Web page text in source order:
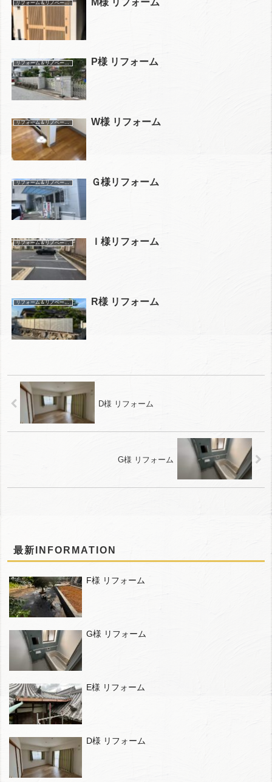
リフォーム＆リノベーション施工事例
リフォーム＆リノベーション施工事例 P様 リフォーム
リフォーム＆リノベーション施工事例 W様 リフォーム
リフォーム＆リノベーション施工事例 Ｇ様リフォーム
リフォーム＆リノベーション施工事例 Ｉ様リフォーム
リフォーム＆リノベーション施工事例 R様 リフォーム
D様 リフォーム
G様 リフォーム
最新INFORMATION
F様 リフォーム
G様 リフォーム
E様 リフォーム
D様 リフォーム